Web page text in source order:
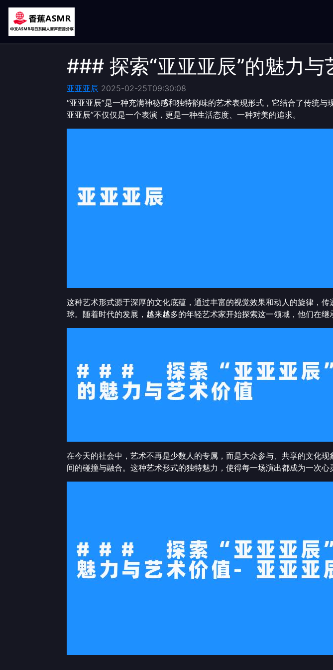
### 探索“亚亚亚辰”的魅力与
亚亚亚辰 2025-02-25T09:30:08
“亚亚亚辰”是一种充满神秘感和独特韵味的艺术表现形式，它结合了传统
亚亚辰”不仅仅是一个表演，更是一种生活态度、一种对美的追求。
这种艺术形式源于深厚的文化底蕴，通过丰富的视觉效果和动人的旋律，
球。随着时代的发展，越来越多的年轻艺术家开始探索这一领域，他们在继
在今天的社会中，艺术不再是少数人的专属，而是大众参与、共享的文化
间的碰撞与融合。这种艺术形式的独特魅力，使得每一场演出都成为一次心